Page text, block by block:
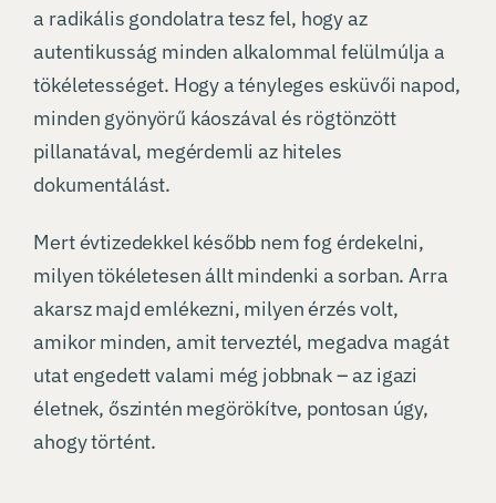
a radikális gondolatra tesz fel, hogy az
autentikusság minden alkalommal felülmúlja a
tökéletességet. Hogy a tényleges esküvői napod,
minden gyönyörű káoszával és rögtönzött
pillanatával, megérdemli az hiteles
dokumentálást.
Mert évtizedekkel később nem fog érdekelni,
milyen tökéletesen állt mindenki a sorban. Arra
akarsz majd emlékezni, milyen érzés volt,
amikor minden, amit terveztél, megadva magát
utat engedett valami még jobbnak – az igazi
életnek, őszintén megörökítve, pontosan úgy,
ahogy történt.